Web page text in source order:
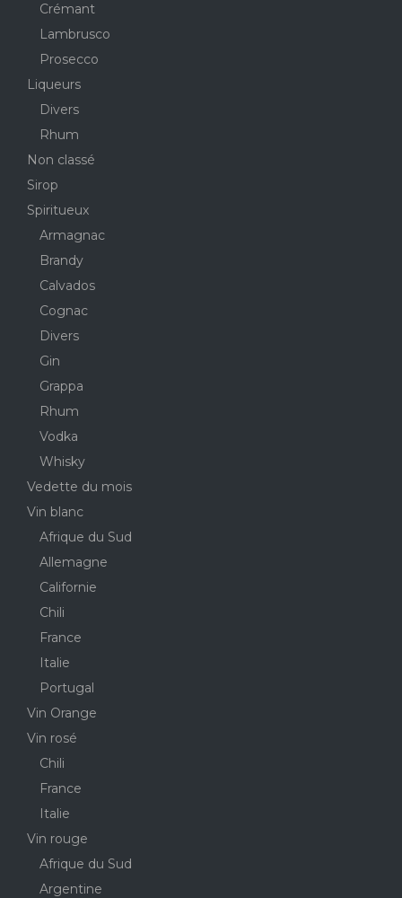
Crémant
Lambrusco
Prosecco
Liqueurs
Divers
Rhum
Non classé
Sirop
Spiritueux
Armagnac
Brandy
Calvados
Cognac
Divers
Gin
Grappa
Rhum
Vodka
Whisky
Vedette du mois
Vin blanc
Afrique du Sud
Allemagne
Californie
Chili
France
Italie
Portugal
Vin Orange
Vin rosé
Chili
France
Italie
Vin rouge
Afrique du Sud
Argentine